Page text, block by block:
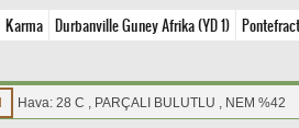
Karma Durbanville Guney Afrika (YD 1)
Hava: 28 C , PARÇALI BULUTLU , NEM %42